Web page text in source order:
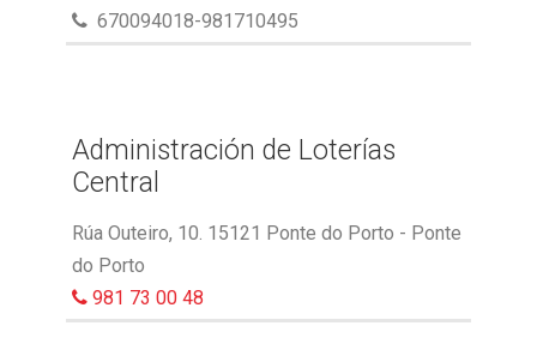
670094018-981710495
Administración de Loterías
Central
Rúa Outeiro, 10. 15121 Ponte do Porto - Ponte
do Porto
981 73 00 48